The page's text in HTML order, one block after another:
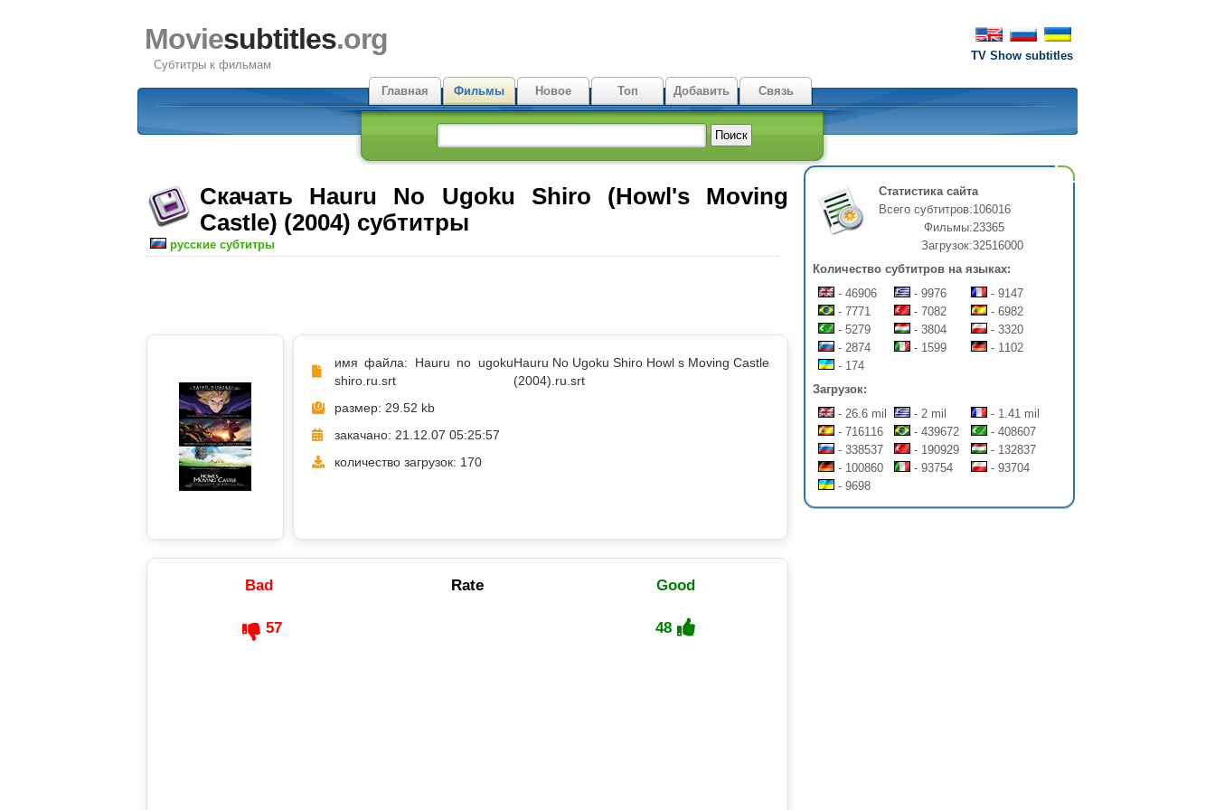
TV Show subtitles
Moviesubtitles.org
Субтитры к фильмам
Главная
Фильмы Новое Топ Добавить Связь
Скачать Hauru No Ugoku Shiro (Howl's Moving
Castle) (2004) субтитры
русские субтитры
имя файла: Hauru no ugoku
shiro.ru.srt
Hauru No Ugoku Shiro Howl s Moving Castle
(2004).ru.srt
размер: 29.52 kb
закачано: 21.12.07 05:25:57
количество загрузок: 170
Bad Rate Good
57 48
Статистика сайта
Всего субтитров:106016
Фильмы:23365
Загрузок:32516000
Количество субтитров на языках:
- 46906
- 9976
- 9147
- 7771
- 7082
- 6982
- 5279
- 3804
- 3320
- 2874
- 1599
- 1102
- 174
Загрузок:
- 26.6 mil
- 2 mil
- 1.41 mil
- 716116
- 439672
- 408607
- 338537
- 190929
- 132837
- 100860
- 93754
- 93704
- 9698